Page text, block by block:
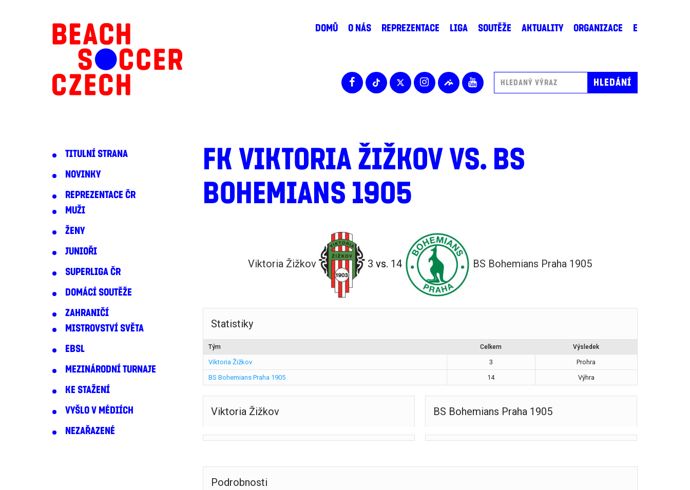
DOMŮ O NÁS REPREZENTACE LIGA SOUTĚŽE AKTUALITY ORGANIZACE E
TITULNÍ STRANA
NOVINKY
REPREZENTACE ČR
MUŽI
ŽENY
JUNIOŘI
SUPERLIGA ČR
DOMÁCÍ SOUTĚŽE
ZAHRANIČÍ
MISTROVSTVÍ SVĚTA
EBSL
MEZINÁRODNÍ TURNAJE
KE STAŽENÍ
VYŠLO V MÉDIÍCH
NEZAŘAZENÉ
FK VIKTORIA ŽIŽKOV VS. BS
BOHEMIANS 1905
Viktoria Žižkov 3 vs. 14 BS Bohemians Praha 1905
Statistiky
Tým Celkem Výsledek
Viktoria Žižkov 3
Prohra
BS Bohemians Praha 1905
14 Výhra
Viktoria Žižkov BS Bohemians Praha 1905
Podrobnosti